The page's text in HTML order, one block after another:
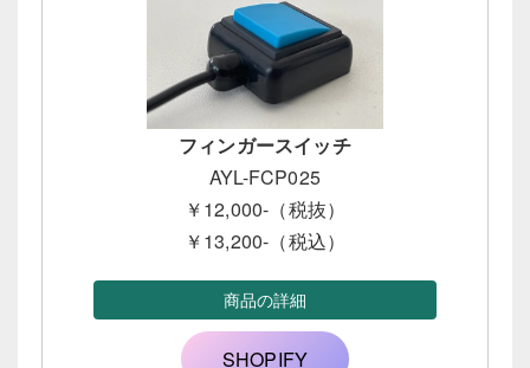
フィンガースイッチ
AYL-FCP025
￥12,000-（税抜）
￥13,200-（税込）
商品の詳細
SHOPIFY